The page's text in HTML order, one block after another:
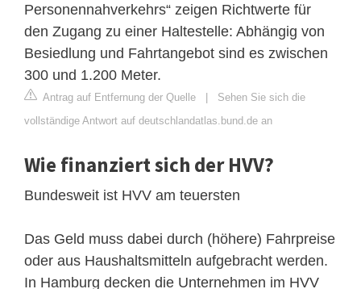
Personennahverkehrs“ zeigen Richtwerte für
den Zugang zu einer Haltestelle: Abhängig von
Besiedlung und Fahrtangebot sind es zwischen
300 und 1.200 Meter.
Antrag auf Entfernung der Quelle | Sehen Sie sich die
vollständige Antwort auf deutschlandatlas.bund.de an
Wie finanziert sich der HVV?
Bundesweit ist HVV am teuersten
Das Geld muss dabei durch (höhere) Fahrpreise
oder aus Haushaltsmitteln aufgebracht werden.
In Hamburg decken die Unternehmen im HVV